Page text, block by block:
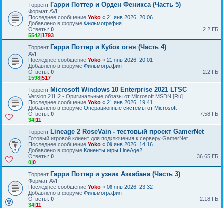
Торрент Гарри Поттер и Орден Феникса (Часть 5)
Формат AVI
Последнее сообщение Yoko « 21 янв 2026, 20:06
Добавлено в форуме Фильмография
Ответы: 0
5542|1793
2.2 ГБ
Торрент Гарри Поттер и Кубок огня (Часть 4)
AVI
Последнее сообщение Yoko « 21 янв 2026, 20:01
Добавлено в форуме Фильмография
Ответы: 0
1598|517
2.2 ГБ
Торрент Microsoft Windows 10 Enterprise 2021 LTSC
Version 21H2 - Оригинальные образы от Microsoft MSDN [Ru]
Последнее сообщение Yoko « 21 янв 2026, 19:41
Добавлено в форуме Операционные системы от Microsoft
Ответы: 0
34|11
7.58 ГБ
Торрент Lineage 2 RoseVain - тестовый проект GamerNet
Готовый игровой клиент для подключения к серверу GamerNet
Последнее сообщение Yoko « 09 янв 2026, 14:16
Добавлено в форуме Клиенты игры LineAge2
Ответы: 0
0|0
36.65 ГБ
Торрент Гарри Поттер и узник Азкабана (Часть 3)
Формат AVI
Последнее сообщение Yoko « 08 янв 2026, 23:32
Добавлено в форуме Фильмография
Ответы: 0
34|11
2.18 ГБ